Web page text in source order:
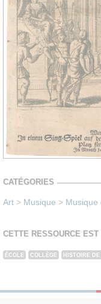
CATÉGORIES
Art > Musique > Musique
CETTE RESSOURCE
ÉCOLE COLLÈGE HISTOIRE